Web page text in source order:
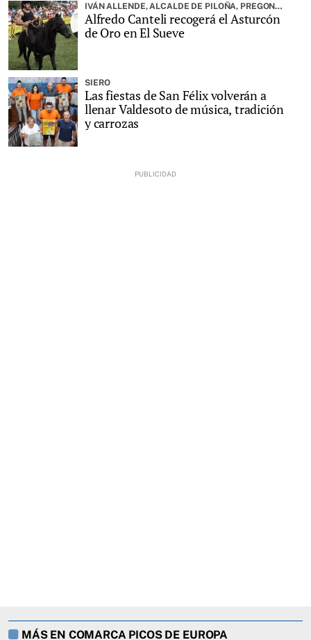
IVÁN ALLENDE, ALCALDE DE PILOÑA, PREGONARÁ LA FIESTA
Alfredo Canteli recogerá el Asturcón
de Oro en El Sueve
SIERO
Las fiestas de San Félix volverán a
llenar Valdesoto de música, tradición
y carrozas
MÁS EN COMARCA PICOS DE EUROPA